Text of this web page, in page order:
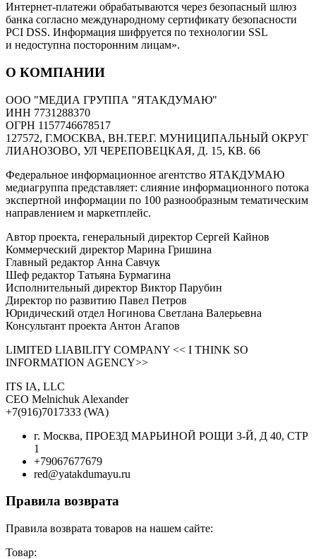
Интернет-платежи обрабатываются через безопасный шлюз
банка согласно международному сертификату безопасности
PCI DSS. Информация шифруется по технологии SSL
и недоступна посторонним лицам».
О КОМПАНИИ
ООО "МЕДИА ГРУППА "ЯТАКДУМАЮ"
ИНН 7731288370
ОГРН 1157746678517
127572, Г.МОСКВА, ВН.ТЕР.Г. МУНИЦИПАЛЬНЫЙ ОКРУГ
ЛИАНОЗОВО, УЛ ЧЕРЕПОВЕЦКАЯ, Д. 15, КВ. 66
Федеральное информационное агентство ЯТАКДУМАЮ
медиагруппа представляет: слияние информационного потока
экспертной информации по 100 разнообразным тематическим
направлением и маркетплейс.
Автор проекта, генеральный директор Сергей Кайнов
Коммерческий директор Марина Гришина
Главный редактор Анна Савчук
Шеф редактор Татьяна Бурмагина
Исполнительный директор Виктор Парубин
Директор по развитию Павел Петров
Юридический отдел Ногинова Светлана Валерьевна
Консультант проекта Антон Агапов
LIMITED LIABILITY COMPANY << I THINK SO
INFORMATION AGENCY>>
ITS IA, LLC
CEO Melnichuk Alexander
+7(916)7017333 (WA)
г. Москва, ПРОЕЗД МАРЬИНОЙ РОЩИ 3-Й, Д 40, СТР
1
+79067677679
red@yatakdumayu.ru
Правила возврата
Правила возврата товаров на нашем сайте:
Товар: